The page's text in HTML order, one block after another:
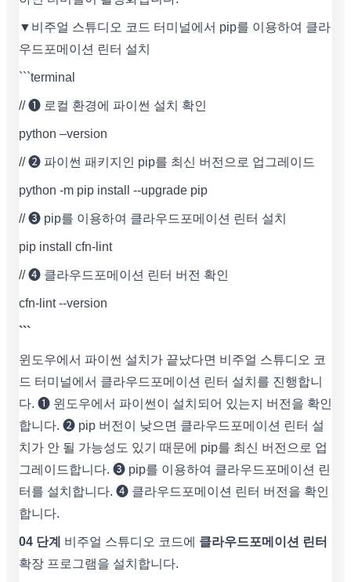
▼비주얼 스튜디오 코드 터미널에서 pip를 이용하여 클라
우드포메이션 린터 설치
```terminal
// ➊ 로컬 환경에 파이썬 설치 확인
python –version
// ➋ 파이썬 패키지인 pip를 최신 버전으로 업그레이드
python -m pip install --upgrade pip
// ➌ pip를 이용하여 클라우드포메이션 린터 설치
pip install cfn-lint
// ➍ 클라우드포메이션 린터 버전 확인
cfn-lint --version
```
윈도우에서 파이썬 설치가 끝났다면 비주얼 스튜디오 코
드 터미널에서 클라우드포메이션 린터 설치를 진행합니
다. ➊ 윈도우에서 파이썬이 설치되어 있는지 버전을 확인
합니다. ➋ pip 버전이 낮으면 클라우드포메이션 린터 설
치가 안 될 가능성도 있기 때문에 pip를 최신 버전으로 업
그레이드합니다. ➌ pip를 이용하여 클라우드포메이션 린
터를 설치합니다. ➍ 클라우드포메이션 린터 버전을 확인
합니다.
04 단계 비주얼 스튜디오 코드에 클라우드포메이션 린터
확장 프로그램을 설치합니다.